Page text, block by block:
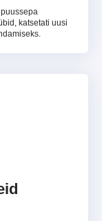
katsetati uusi